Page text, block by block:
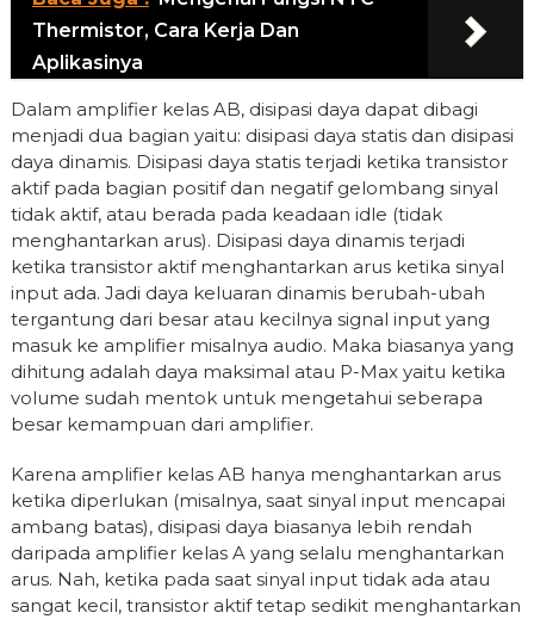
Thermistor, Cara Kerja Dan
Aplikasinya
Dalam amplifier kelas AB, disipasi daya dapat dibagi
menjadi dua bagian yaitu: disipasi daya statis dan disipasi
daya dinamis. Disipasi daya statis terjadi ketika transistor
aktif pada bagian positif dan negatif gelombang sinyal
tidak aktif, atau berada pada keadaan idle (tidak
menghantarkan arus). Disipasi daya dinamis terjadi
ketika transistor aktif menghantarkan arus ketika sinyal
input ada. Jadi daya keluaran dinamis berubah-ubah
tergantung dari besar atau kecilnya signal input yang
masuk ke amplifier misalnya audio. Maka biasanya yang
dihitung adalah daya maksimal atau P-Max yaitu ketika
volume sudah mentok untuk mengetahui seberapa
besar kemampuan dari amplifier.
Karena amplifier kelas AB hanya menghantarkan arus
ketika diperlukan (misalnya, saat sinyal input mencapai
ambang batas), disipasi daya biasanya lebih rendah
daripada amplifier kelas A yang selalu menghantarkan
arus. Nah, ketika pada saat sinyal input tidak ada atau
sangat kecil, transistor aktif tetap sedikit menghantarkan